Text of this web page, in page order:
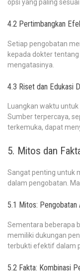
opsi yang paling
4.2 Pertimbangkan
Setiap pengobatan
kepada dokter
mengatasinya.
4.3 Riset dan Edukasi
Luangkan waktu
Sumber terpercaya,
terkemuka, dapat
5. Mitos dan
Sangat penting untuk
dalam pengobatan.
5.1 Mitos:
Sementara beberapa
memiliki dukungan
terbukti efektif dalam
5.2 Fakta: Kombinasi